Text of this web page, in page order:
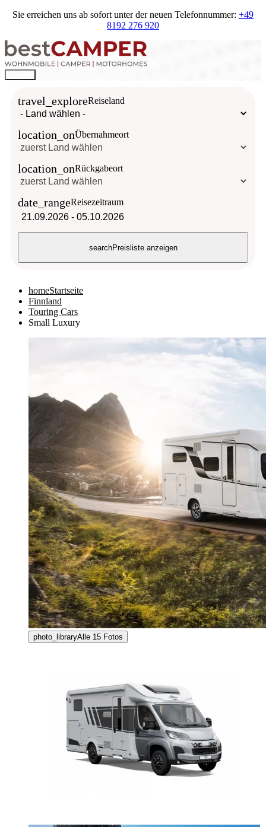
Sie erreichen uns ab sofort unter der neuen Telefonnummer: +49
8192 276 920
travel_exploreReiseland
location_onÜbernahmeort
location_onRückgabeort
date_rangeReisezeitraum
21.09.2026 - 05.10.2026
searchPreisliste anzeigen
homeStartseite
Finnland
Touring Cars
Small Luxury
photo_libraryAlle 15 Fotos